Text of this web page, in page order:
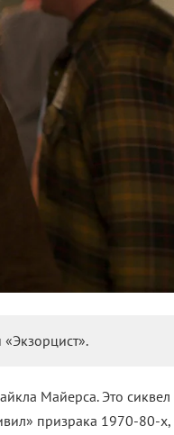
Майерса. Это сиквел
призрака 1970-80-х,